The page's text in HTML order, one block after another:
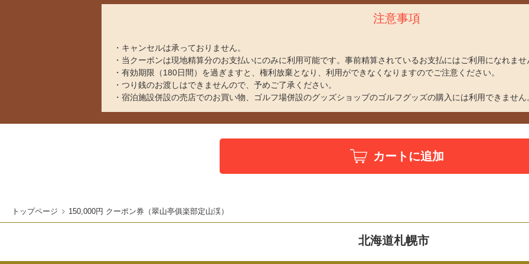
注意事項
キャンセルは承っておりません。
当クーポンは現地精算分のお支払いにのみに利用可能です。事前精算されているお支払にはご利用になれませ
有効期限（180日間）を過ぎますと、権利放棄となり、利用ができなくなりますのでご注意ください。
つり銭のお渡しはできませんので、予めご了承ください。
宿泊施設併設の売店でのお買い物、ゴルフ場併設のグッズショップのゴルフグッズの購入には利用できません
カートに追加
トップページ 150,000円 クーポン券（翠山亭俱楽部定山渓）
北海道札幌市